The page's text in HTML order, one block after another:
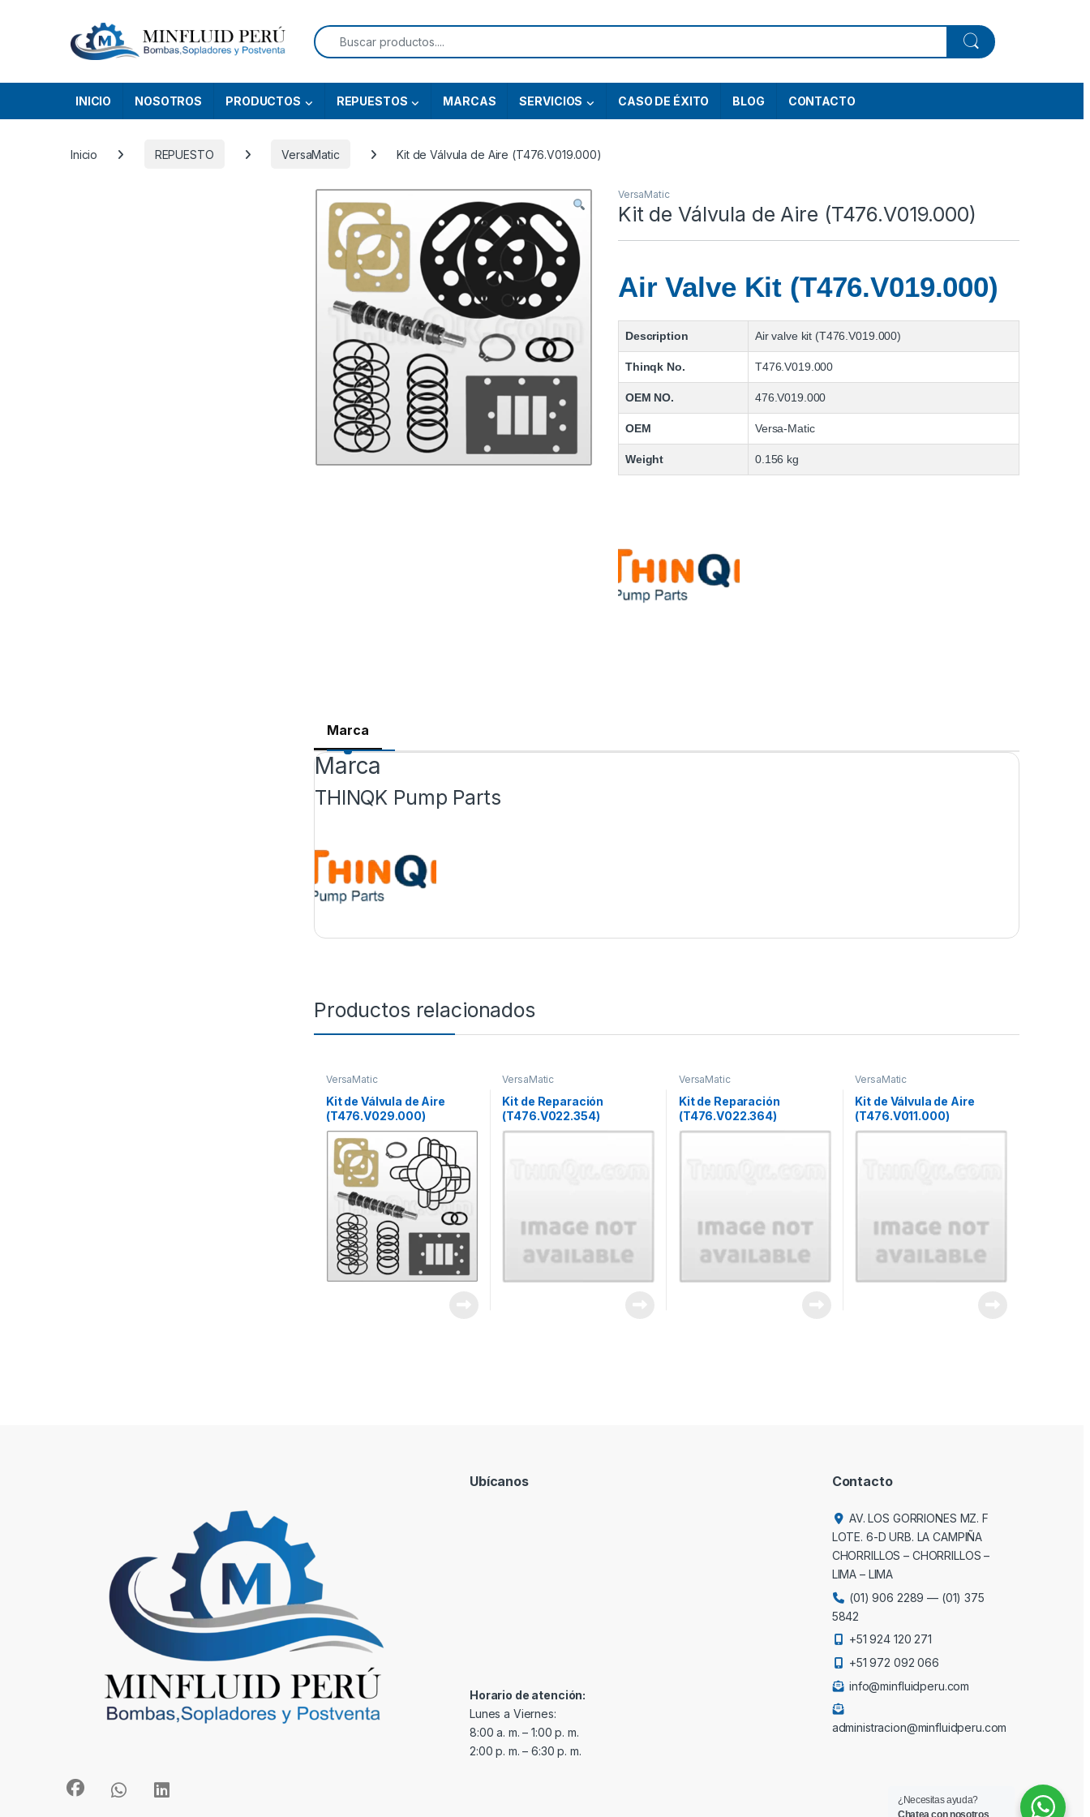
Search for:
INICIO NOSOTROS PRODUCTOS REPUESTOS MARCAS SERVICIOS CASO DE ÉXITO BLOG CONTACTO
Inicio REPUESTO VersaMatic Kit de Válvula de Aire (T476.V019.000)
VersaMatic
Kit de Válvula de Aire (T476.V019.000)
Air Valve Kit (T476.V019.000)
Description Air valve kit (T476.V019.000)
Thinqk No. T476.V019.000
OEM NO. 476.V019.000
OEM Versa-Matic
Weight 0.156 kg
Marca
Marca
THINQK Pump Parts
Productos relacionados
VersaMatic
Kit de Válvula de Aire
(T476.V029.000)
VersaMatic
Kit de Reparación
(T476.V022.354)
VersaMatic
Kit de Reparación
(T476.V022.364)
VersaMatic
Kit de Válvula de Aire
(T476.V011.000)
Ubícanos
Horario de atención:
Lunes a Viernes:
8:00 a. m. – 1:00 p. m.
2:00 p. m. – 6:30 p. m.
Contacto
AV. LOS GORRIONES MZ. F
LOTE. 6-D URB. LA CAMPIÑA
CHORRILLOS – CHORRILLOS –
LIMA – LIMA
(01) 906 2289 — (01) 375
5842
+51 924 120 271
+51 972 092 066
info@minfluidperu.com
administracion@minfluidperu.com
¿Necesitas ayuda?
Chatea con nosotros